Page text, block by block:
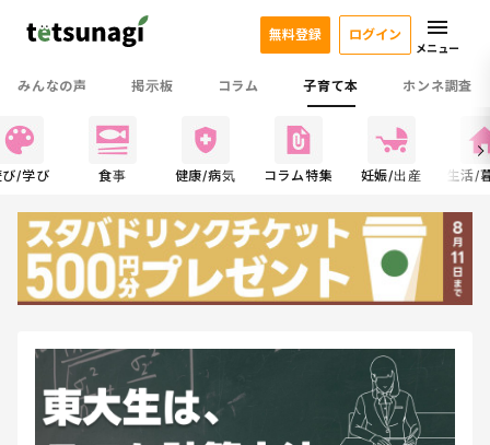
みんなの声 掲示板 コラム 子育て本 ホンネ調査
無料登録 ログイン
メニュー
び/学び 食事 健康/病気 コラム特集 妊娠/出産 生活/